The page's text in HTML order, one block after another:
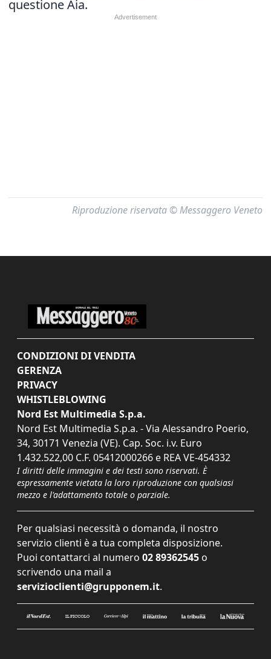
questione Aia.
Riproduzione riservata © Messaggero Veneto
CONDIZIONI DI VENDITA
GERENZA
PRIVACY
WHISTLEBLOWING
Nord Est Multimedia S.p.a.
Nord Est Multimedia S.p.a. - Via Alessandro Poerio,
34, 30171 Venezia (VE). Cap. Soc. i.v. Euro
1.432.522,00 C.F. 05412000266 e REA VE-454332
I diritti delle immagini e dei testi sono riservati. È
espressamente vietata la loro riproduzione con qualsiasi
mezzo e l'adattamento totale o parziale.
Per qualsiasi necessità o domanda, il nostro
servizio clienti è a tua completa disposizione.
Puoi contattarci al numero 02 89362545 o
scrivendo una mail a
servizioclienti@grupponem.it.